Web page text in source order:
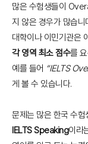
많은 수험생들이
지 않은 경우가 많습니
대학이나 이민기관은
각 영역 최소 점수를
예를 들어 “IELTS
게 볼 수 있습니다.
문제는 많은 한국 수
IELTS Speaking이라